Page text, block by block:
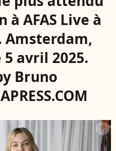
à AFAS Live à
Amsterdam,
5 avril 2025.
Bruno